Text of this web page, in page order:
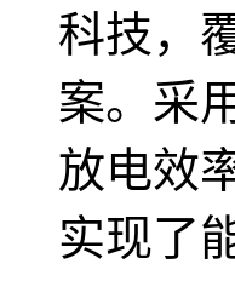
科技，
案。采
放电效
实现了